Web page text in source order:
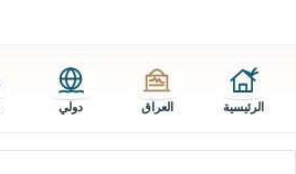
الرئيسية العراق دولي